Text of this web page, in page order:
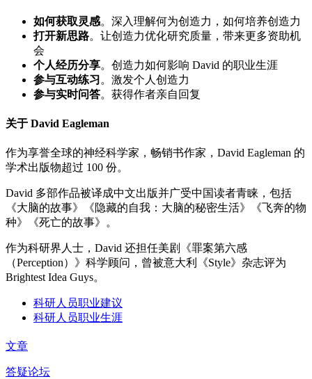
如何获取灵感。深入理解何为创造力，如何培养创造力
打开新思路。让创造力优化研究质量，带来更多资助机
会
个人经历分享。创造力如何影响 David 的职业生涯
参与互动练习 。激发个人创造力
参与实时问答。获得作者亲自回复
关于 David Eagleman
作为享誉全球的神经科学家，畅销书作家，David Eagleman 的
学术出版物超过 100 份。
David 多部作品被译成中文出版并广受中国读者青睐，包括
《大脑的故事》《隐藏的自我：大脑的秘密生活》《飞奔的物
种》《死亡的故事》。
作为科研界人士，David 还担任美剧《罪案第六感
（Perception）》科学顾问，曾被意大利《Style》杂志评为
Brightest Idea Guys。
科研人员职业建议
科研人员职业生涯
文章
答疑论坛